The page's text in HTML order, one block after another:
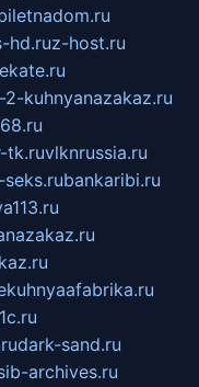
hd.ruz-host.ru
kuhnyanazakaz.ru
tk.ruvlknrussia.ru
bankaribi.ru
dark-sand.ru
archives.ru